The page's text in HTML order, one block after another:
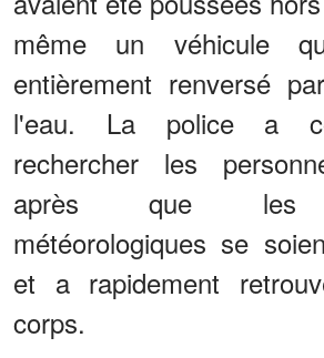
même un véhicule
entièrement renversé
l'eau. La police a
rechercher les
après que les
météorologiques se
et a rapidement
corps.